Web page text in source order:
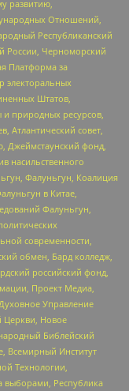
развитию,
Отношений,
Республиканский
России, Черноморский
Платформа за
электоральных
Штатов,
природных ресурсов,
Атлантический совет,
Джеймстаунский фонд,
насильственного
Фалуньгун, Коалиция
в Китае,
Фалуньгун,
современности,
обмен, Бард колледж,
российский фонд,
Проект Медиа,
Управление
Церкви, Новое
Библейский
Всемирный Институт
Технологии,
выборами, Республика